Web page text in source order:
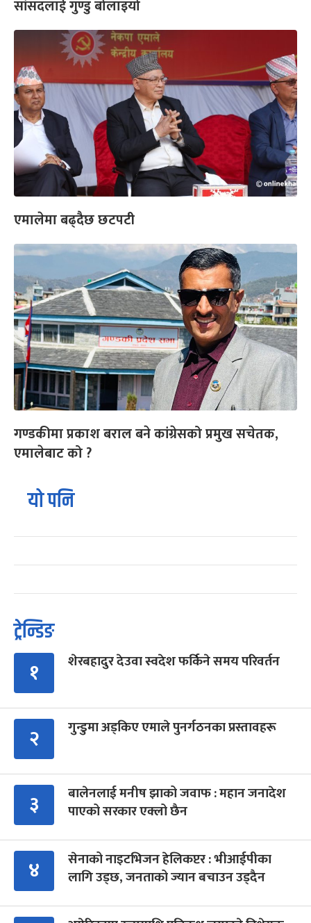
सांसदलाई गुण्डु बोलाइयो
एमालेमा बढ्दैछ छटपटी
गण्डकीमा प्रकाश बराल बने कांग्रेसको प्रमुख सचेतक,
एमालेबाट को ?
यो पनि
ट्रेन्डिङ
१ शेरबहादुर देउवा स्वदेश फर्किने समय परिवर्तन
२ गुन्डुमा अड्किए एमाले पुनर्गठनका प्रस्तावहरू
३
बालेनलाई मनीष झाको जवाफ : महान जनादेश
पाएको सरकार एक्लो छैन
४
सेनाको नाइटभिजन हेलिकप्टर : भीआईपीका
लागि उड्छ, जनताको ज्यान बचाउन उड्दैन